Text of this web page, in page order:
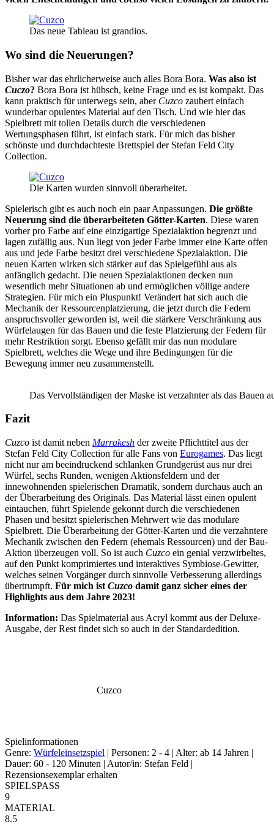
Das neue Tableau ist grandios.
Wo sind die Neuerungen?
Bisher war das ehrlicherweise auch alles Bora Bora. Was also ist
Cuczo? Bora Bora ist hübsch, keine Frage und es ist kompakt. Das
kann praktisch für unterwegs sein, aber Cuzco zaubert einfach
wunderbar opulentes Material auf den Tisch. Und wie hier das
Spielbrett mit tollen Details durch die verschiedenen
Wertungsphasen führt, ist einfach stark. Für mich das bisher
schönste und durchdachteste Brettspiel der Stefan Feld City
Collection.
Die Karten wurden sinnvoll überarbeitet.
Spielerisch gibt es auch noch ein paar Anpassungen. Die größte
Neuerung sind die überarbeiteten Götter-Karten. Diese waren
vorher pro Farbe auf eine einzigartige Spezialaktion begrenzt und
lagen zufällig aus. Nun liegt von jeder Farbe immer eine Karte offen
aus und jede Farbe besitzt drei verschiedene Spezialaktion. Die
neuen Karten wirken sich stärker auf das Spielgefühl aus als
anfänglich gedacht. Die neuen Spezialaktionen decken nun
wesentlich mehr Situationen ab und ermöglichen völlige andere
Strategien. Für mich ein Pluspunkt! Verändert hat sich auch die
Mechanik der Ressourcenplatzierung, die jetzt durch die Federn
anspruchsvoller geworden ist, weil die stärkere Verschränkung aus
Würfelaugen für das Bauen und die feste Platzierung der Federn für
mehr Restriktion sorgt. Ebenso gefällt mir das nun modulare
Spielbrett, welches die Wege und ihre Bedingungen für die
Bewegung immer neu zusammenstellt.
Das Vervollständigen der Maske ist verzahnter als das Bauen
Fazit
Cuzco ist damit neben Marrakesh der zweite Pflichttitel aus der
Stefan Feld City Collection für alle Fans von Eurogames. Das liegt
nicht nur am beeindruckend schlanken Grundgerüst aus nur drei
Würfel, sechs Runden, wenigen Aktionsfeldern und der
innewohnenden spielerischen Dramatik, sondern durchaus auch an
der Überarbeitung des Originals. Das Material lässt einen opulent
eintauchen, führt Spielende gekonnt durch die verschiedenen
Phasen und besitzt spielerischen Mehrwert wie das modulare
Spielbrett. Die Überarbeitung der Götter-Karten und die verzahntere
Mechanik zwischen den Federn (ehemals Ressourcen) und der Bau-
Aktion überzeugen voll. So ist auch Cuzco ein genial verzwirbeltes,
auf den Punkt komprimiertes und interaktives Symbiose-Gewitter,
welches seinen Vorgänger durch sinnvolle Verbesserung allerdings
übertrumpft. Für mich ist Cuzco damit ganz sicher eines der
Highlights aus dem Jahre 2023!
Information: Das Spielmaterial aus Acryl kommt aus der Deluxe-
Ausgabe, der Rest findet sich so auch in der Standardedition.
Cuzco
Spielinformationen
Genre: Würfeleinsetzspiel | Personen: 2 - 4 | Alter: ab 14 Jahren |
Dauer: 60 - 120 Minuten | Autor/in: Stefan Feld |
Rezensionsexemplar erhalten
SPIELSPASS
9
MATERIAL
8.5